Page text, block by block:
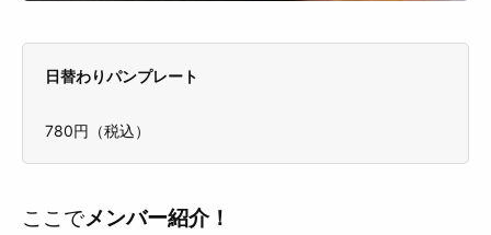
日替わりパンプレート
780円（税込）
ここでメンバー紹介！